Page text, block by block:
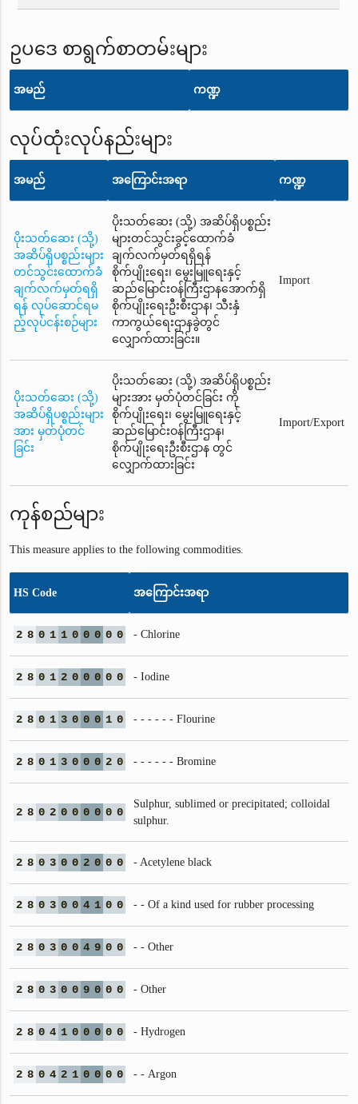
ဥပဒေ စာရွက်စာတမ်းများ
အမည် ကဏ္ဍ
လုပ်ထုံးလုပ်နည်းများ
အမည် အကြောင်းအရာ ကဏ္ဍ
ပိုးသတ်ဆေး (သို့)
အဆိပ်ရှိပစ္စည်းများ
တင်သွင်းထောက်ခံ
ချက်လက်မှတ်ရရှိ
ရန် လုပ်ဆောင်ရမ
ည့်လုပ်ငန်းစဉ်များ
ပိုးသတ်ဆေး (သို့) အဆိပ်ရှိပစ္စည်း
များတင်သွင်းခွင့်ထောက်ခံ
ချက်လက်မှတ်ရရှိရန်
စိုက်ပျိုးရေး၊ မွေးမြူရေးနှင့်
ဆည်မြောင်းဝန်ကြီးဌာနအောက်ရှိ
စိုက်ပျိုးရေးဦးစီးဌာန၊ သီးနှံ
ကာကွယ်ရေးဌာနခွဲတွင်
လျှောက်ထားခြင်း။
Import
ပိုးသတ်ဆေး (သို့)
အဆိပ်ရှိပစ္စည်းများ
အား မှတ်ပုံတင်
ခြင်း
ပိုးသတ်ဆေး (သို့) အဆိပ်ရှိပစ္စည်း
များအား မှတ်ပုံတင်ခြင်း ကို
စိုက်ပျိုးရေး၊ မွေးမြူရေးနှင့်
ဆည်မြောင်းဝန်ကြီးဌာန၊
စိုက်ပျိုးရေးဦးစီးဌာန တွင်
လျှောက်ထားခြင်း
Import/Export
ကုန်စည်များ
This measure applies to the following commodities.
HS Code အကြောင်းအရာ
2 8 0 1 1 0 0 0 0 0 - Chlorine
2 8 0 1 2 0 0 0 0 0 - Iodine
2 8 0 1 3 0 0 0 1 0 - - - - - - Flourine
2 8 0 1 3 0 0 0 2 0 - - - - - - Bromine
2 8 0 2 0 0 0 0 0 0
Sulphur, sublimed or precipitated; colloidal
sulphur.
2 8 0 3 0 0 2 0 0 0 - Acetylene black
2 8 0 3 0 0 4 1 0 0 - - Of a kind used for rubber processing
2 8 0 3 0 0 4 9 0 0 - - Other
2 8 0 3 0 0 9 0 0 0 - Other
2 8 0 4 1 0 0 0 0 0 - Hydrogen
2 8 0 4 2 1 0 0 0 0 - - Argon